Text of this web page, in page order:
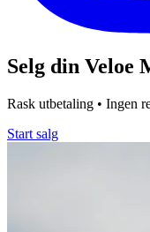
Selg din Veloe
Rask utbetaling • Ingen
Start salg